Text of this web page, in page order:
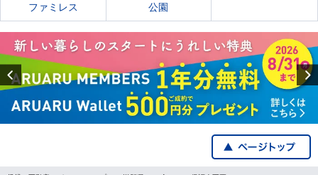
ファミレス 公園
Previous